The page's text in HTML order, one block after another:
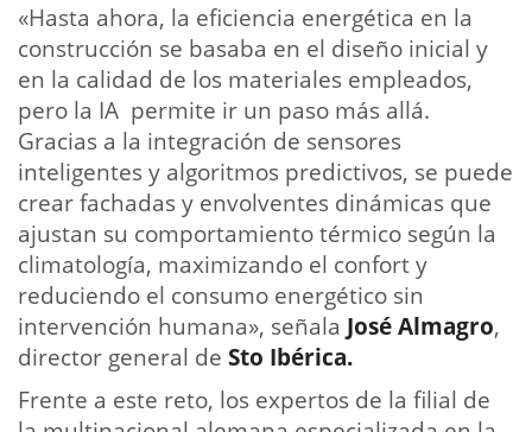
«Hasta ahora, la eficiencia energética en la
construcción se basaba en el diseño inicial y
en la calidad de los materiales empleados,
pero la IA permite ir un paso más allá.
Gracias a la integración de sensores
inteligentes y algoritmos predictivos, se puede
crear fachadas y envolventes dinámicas que
ajustan su comportamiento térmico según la
climatología, maximizando el confort y
reduciendo el consumo energético sin
intervención humana», señala José Almagro,
director general de Sto Ibérica.
Frente a este reto, los expertos de la filial de